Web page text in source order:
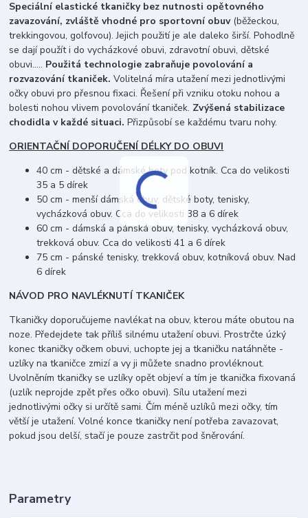
Speciální elastické tkaničky bez nutnosti opětovného
zavazování, zvláště vhodné pro sportovní obuv(běžeckou,
trekkingovou, golfovou). Jejich použití je ale daleko širší. Pohodlně
se dají použít i do vycházkové obuvi, zdravotní obuvi, dětské
obuvi..... Použitá technologie zabraňuje povolování a
rozvazování tkaniček. Volitelná míra utažení mezi jednotlivými
očky obuvi pro přesnou fixaci. Řešení při vzniku otoku nohou a
bolesti nohou vlivem povolování tkaniček. Zvýšená stabilizace
chodidla v každé situaci. Přizpůsobí se každému tvaru nohy.
ORIENTAČNÍ DOPORUČENÍ DÉLKY DO OBUVI
40 cm - dětské a dámské boty pod kotník. Cca do velikosti
35 a 5 dírek
50 cm - menší dámská obuv, dětské boty, tenisky,
vycházková obuv. Cca do velikosti 38 a 6 dírek
60 cm - dámská a pánská obuv, tenisky, vycházková obuv,
trekková obuv. Cca do velikosti 41 a 6 dírek
75 cm - pánské tenisky, trekková obuv, kotníková obuv. Nad
6 dírek
NÁVOD PRO NAVLÉKNUTÍ TKANIČEK
Tkaničky doporučujeme navlékat na obuv, kterou máte obutou na
noze. Předejdete tak příliš silnému utažení obuvi. Prostrčte úzký
konec tkaničky očkem obuvi, uchopte jej a tkaničku natáhněte -
uzlíky na tkaničce zmizí a vy ji můžete snadno provléknout.
Uvolněním tkaničky se uzlíky opět objeví a tím je tkanička fixovaná
(uzlík neprojde zpět přes očko obuvi). Sílu utažení mezi
jednotlivými očky si určítě sami. Čím méně uzlíků mezi očky, tím
větší je utažení. Volné konce tkaničky není potřeba zavazovat,
pokud jsou delší, stačí je pouze zastrčit pod šněrování.
Parametry